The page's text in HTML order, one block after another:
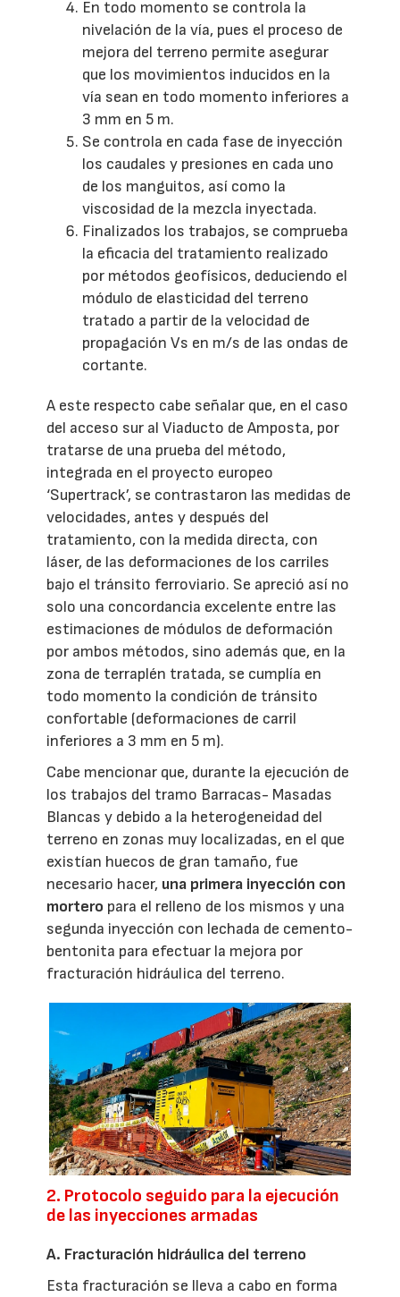
En todo momento se controla la
nivelación de la vía, pues el proceso de
mejora del terreno permite asegurar
que los movimientos inducidos en la
vía sean en todo momento inferiores a
3 mm en 5 m.
Se controla en cada fase de inyección
los caudales y presiones en cada uno
de los manguitos, así como la
viscosidad de la mezcla inyectada.
Finalizados los trabajos, se comprueba
la eficacia del tratamiento realizado
por métodos geofísicos, deduciendo el
módulo de elasticidad del terreno
tratado a partir de la velocidad de
propagación Vs en m/s de las ondas de
cortante.
A este respecto cabe señalar que, en el caso
del acceso sur al Viaducto de Amposta, por
tratarse de una prueba del método,
integrada en el proyecto europeo
‘Supertrack’, se contrastaron las medidas de
velocidades, antes y después del
tratamiento, con la medida directa, con
láser, de las deformaciones de los carriles
bajo el tránsito ferroviario. Se apreció así no
solo una concordancia excelente entre las
estimaciones de módulos de deformación
por ambos métodos, sino además que, en la
zona de terraplén tratada, se cumplía en
todo momento la condición de tránsito
confortable (deformaciones de carril
inferiores a 3 mm en 5 m).
Cabe mencionar que, durante la ejecución de
los trabajos del tramo Barracas- Masadas
Blancas y debido a la heterogeneidad del
terreno en zonas muy localizadas, en el que
existían huecos de gran tamaño, fue
necesario hacer, una primera inyección con
mortero para el relleno de los mismos y una
segunda inyección con lechada de cemento-
bentonita para efectuar la mejora por
fracturación hidráulica del terreno.
2. Protocolo seguido para la ejecución
de las inyecciones armadas
A. Fracturación hidráulica del terreno
Esta fracturación se lleva a cabo en forma